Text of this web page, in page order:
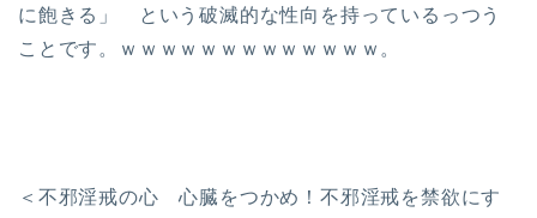
に飽きる」 という破滅的な性向を持っているっつう
ことです。ｗｗｗｗｗｗｗｗｗｗｗｗｗ。
＜不邪淫戒の心 心臓をつかめ！不邪淫戒を禁欲にす